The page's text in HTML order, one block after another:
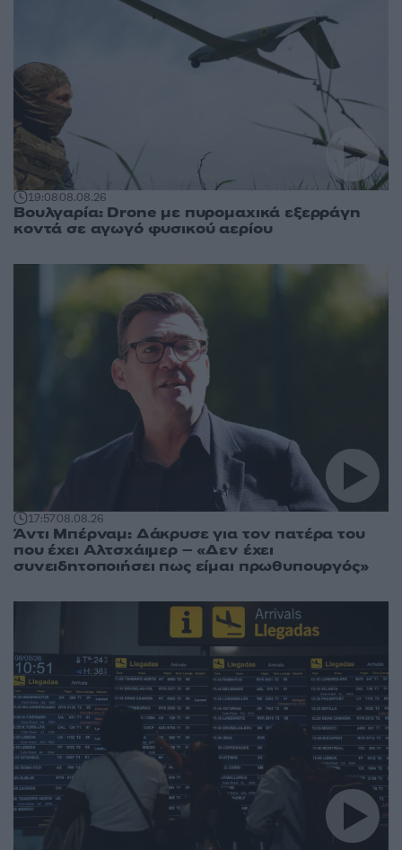
19:0808.08.26
Βουλγαρία: Drone με πυρομαχικά εξερράγη
κοντά σε αγωγό φυσικού αερίου
17:5708.08.26
Άντι Μπέρναμ: Δάκρυσε για τον πατέρα του
που έχει Αλτσχάιμερ – «Δεν έχει
συνειδητοποιήσει πως είμαι πρωθυπουργός»